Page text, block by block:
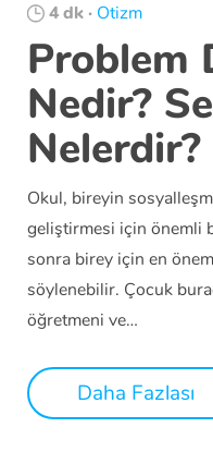
4 dk · Otizm
Problem
Nedir?
Nelerdir?
Okul, bireyin
geliştirmesi için önemli
sonra birey için en
söylenebilir. Çocuk
öğretmeni ve…
Daha Fazlası